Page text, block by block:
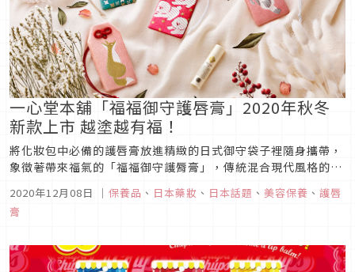
一心堂本舖「福福御守護唇膏」2020年秋冬
新款上市 越塗越有福！
將化妝包中必備的護唇膏放進精緻的日式御守袋子裡隨身攜帶，
象徵著帶來福氣的「福福御守護脣膏」，傳統混合現代風格的創
減，並且每季推出最新款式吸引回購，2020年秋冬新款是以可
愛招福動物為主題的四種新款圖樣，趕快來看看你最喜歡哪一款
2020年12月08日 ｜ 保養品 、 日本藥妝 、 日本話題 、 美容保養 、 護唇
膏